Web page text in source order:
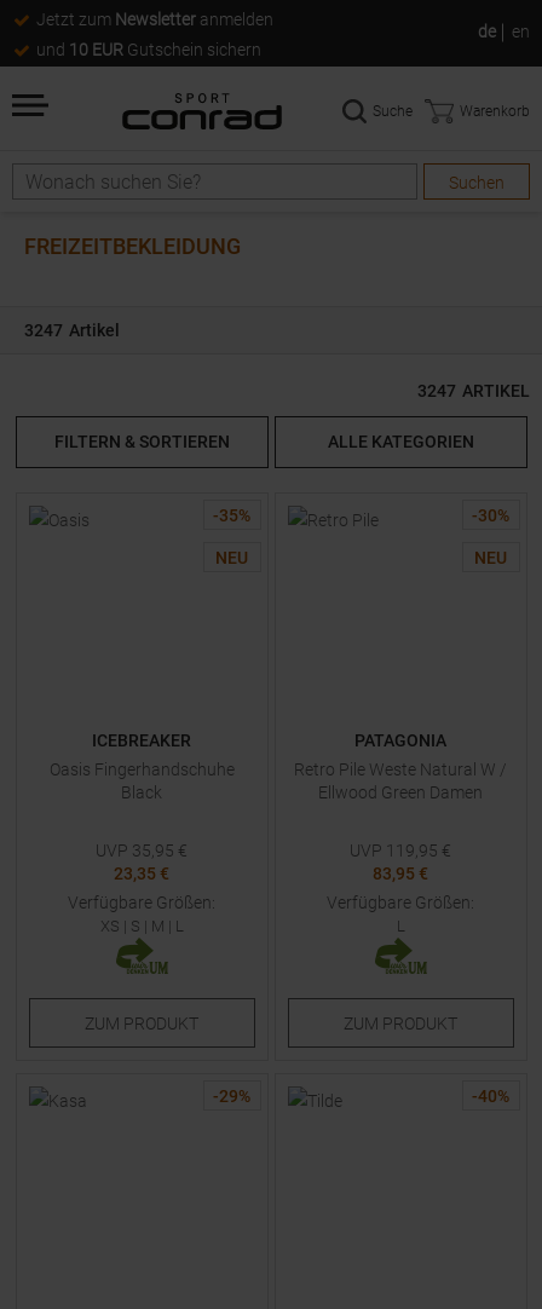
Jetzt zum Newsletter anmelden
und 10 EUR Gutschein sichern
de en
Suche
Suchen
Suche Warenkorb
FREIZEITBEKLEIDUNG
3247 Artikel
3247 ARTIKEL
FILTERN & SORTIEREN ALLE KATEGORIEN
-35%
NEU
ICEBREAKER
Oasis Fingerhandschuhe
Black
UVP 35,95 €
23,35 €
Verfügbare Größen:
XS | S | M | L
ZUM PRODUKT
-30%
NEU
PATAGONIA
Retro Pile Weste Natural W /
Ellwood Green Damen
UVP 119,95 €
83,95 €
Verfügbare Größen:
L
ZUM PRODUKT
-29% -40%